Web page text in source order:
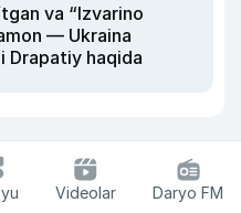
va “Izvarino
— Ukraina
Drapatiy haqida
Videolar Daryo FM